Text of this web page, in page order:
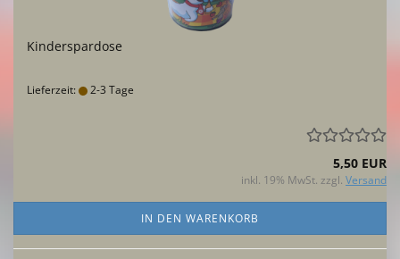
Kinderspardose
Lieferzeit: 2-3 Tage
5,50 EUR
inkl. 19% MwSt. zzgl. Versand
IN DEN WARENKORB